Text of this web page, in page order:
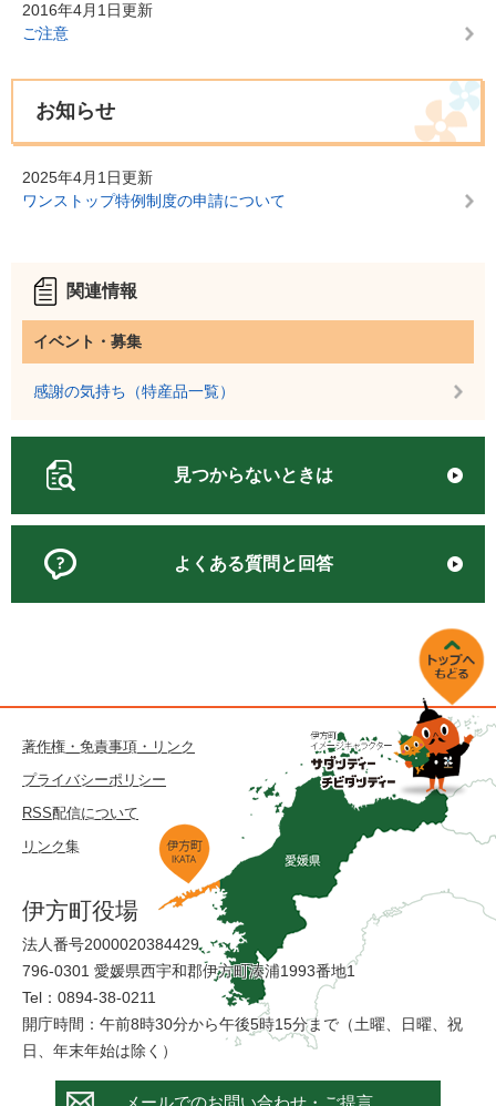
2016年4月1日更新
ご注意
お知らせ
2025年4月1日更新
ワンストップ特例制度の申請について
関連情報
イベント・募集
感謝の気持ち（特産品一覧）
見つからないときは
よくある質問と回答
著作権・免責事項・リンク
プライバシーポリシー
RSS配信について
リンク集
伊方町役場
法人番号2000020384429
796-0301 愛媛県西宇和郡伊方町湊浦1993番地1
Tel：0894-38-0211
開庁時間：午前8時30分から午後5時15分まで（土曜、日曜、祝
日、年末年始は除く）
メールでのお問い合わせ・ご提言